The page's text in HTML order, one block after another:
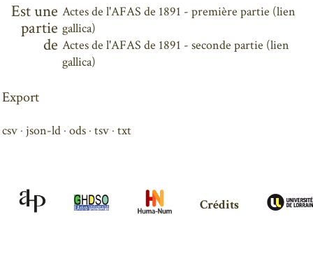
Est une
partie
de
Actes de l'AFAS de 1891 - première partie (lien
gallica)
Actes de l'AFAS de 1891 - seconde partie (lien
gallica)
Export
csv json-ld ods tsv txt
Crédits